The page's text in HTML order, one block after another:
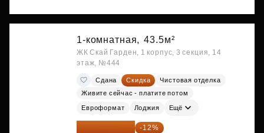
1-комнатная, 43.5м²
ЖК Скай Гарден, 1 корпус, 3 секция, 14
этаж, №444
Сдана Скидка
Чистовая отделка
Живите сейчас - платите потом
Евроформат Лоджия Ещё
23 982 420 ₽ -12%